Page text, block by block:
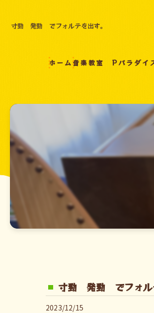
寸勁 発勁 でフォルテを出す。
ホーム音楽教室 Pパラダイ
寸勁 発勁 でフォル
2023/12/15